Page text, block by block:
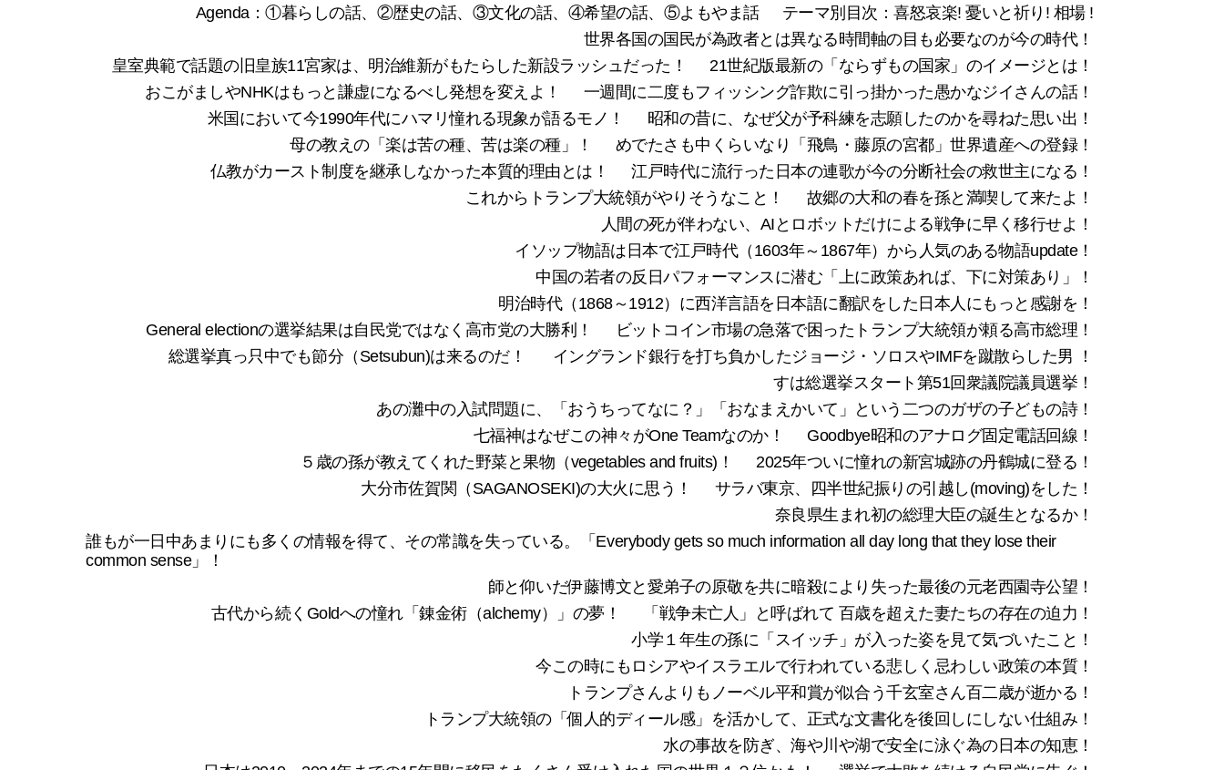
Agenda：①暮らしの話、②歴史の話、③文化の話、④希望の話、⑤よもやま話
テーマ別目次：喜怒哀楽! 憂いと祈り! 相場 !
世界各国の国民が為政者とは異なる時間軸の目も必要なのが今の時代！
皇室典範で話題の旧皇族11宮家は、明治維新がもたらした新設ラッシュだった！
21世紀版最新の「ならずもの国家」のイメージとは！
おこがましやNHKはもっと謙虚になるべし発想を変えよ！
一週間に二度もフィッシング詐欺に引っ掛かった愚かなジイさんの話！
米国において今1990年代にハマリ憧れる現象が語るモノ！
昭和の昔に、なぜ父が予科練を志願したのかを尋ねた思い出！
母の教えの「楽は苦の種、苦は楽の種」！
めでたさも中くらいなり「飛鳥・藤原の宮都」世界遺産への登録！
仏教がカースト制度を継承しなかった本質的理由とは！
江戸時代に流行った日本の連歌が今の分断社会の救世主になる！
これからトランプ大統領がやりそうなこと！
故郷の大和の春を孫と満喫して来たよ！
人間の死が伴わない、AIとロボットだけによる戦争に早く移行せよ！
イソップ物語は日本で江戸時代（1603年～1867年）から人気のある物語update！
中国の若者の反日パフォーマンスに潜む「上に政策あれば、下に対策あり」！
明治時代（1868～1912）に西洋言語を日本語に翻訳をした日本人にもっと感謝を！
General electionの選挙結果は自民党ではなく高市党の大勝利！
ビットコイン市場の急落で困ったトランプ大統領が頼る高市総理！
総選挙真っ只中でも節分（Setsubun)は来るのだ！
イングランド銀行を打ち負かしたジョージ・ソロスやIMFを蹴散らした男 ！
すは総選挙スタート第51回衆議院議員選挙！
あの灘中の入試問題に、「おうちってなに？」「おなまえかいて」という二つのガザの子どもの詩！
七福神はなぜこの神々がOne Teamなのか！
Goodbye昭和のアナログ固定電話回線！
５歳の孫が教えてくれた野菜と果物（vegetables and fruits)！
2025年ついに憧れの新宮城跡の丹鶴城に登る！
大分市佐賀関（SAGANOSEKI)の大火に思う！
サラバ東京、四半世紀振りの引越し(moving)をした！
奈良県生まれ初の総理大臣の誕生となるか！
誰もが一日中あまりにも多くの情報を得て、その常識を失っている。「Everybody gets so much information all day long that they lose their
common sense」！
師と仰いだ伊藤博文と愛弟子の原敬を共に暗殺により失った最後の元老西園寺公望！
古代から続くGoldへの憧れ「錬金術（alchemy）」の夢！
「戦争未亡人」と呼ばれて 百歳を超えた妻たちの存在の迫力！
小学１年生の孫に「スイッチ」が入った姿を見て気づいたこと！
今この時にもロシアやイスラエルで行われている悲しく忌わしい政策の本質！
トランプさんよりもノーベル平和賞が似合う千玄室さん百二歳が逝かる！
トランプ大統領の「個人的ディール感」を活かして、正式な文書化を後回しにしない仕組み！
水の事故を防ぎ、海や川や湖で安全に泳ぐ為の日本の知恵！